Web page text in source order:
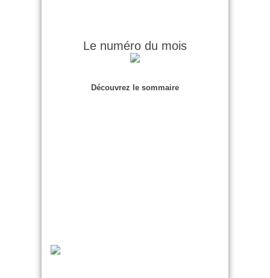
Le numéro du mois
Découvrez le sommaire